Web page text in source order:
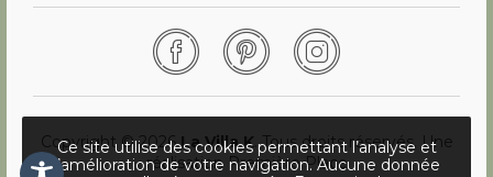
Copyright © 2026La Villa K. Tous droits réservés. Une
réalisation Première Place
Ce site utilise des cookies permettant l’analyse et
l’amélioration de votre navigation. Aucune donnée